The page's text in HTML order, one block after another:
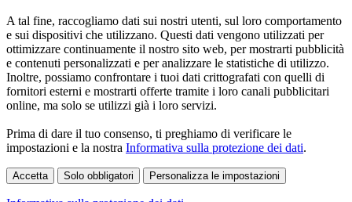
A tal fine, raccogliamo dati sui nostri utenti, sul loro comportamento
e sui dispositivi che utilizzano. Questi dati vengono utilizzati per
ottimizzare continuamente il nostro sito web, per mostrarti pubblicità
e contenuti personalizzati e per analizzare le statistiche di utilizzo.
Inoltre, possiamo confrontare i tuoi dati crittografati con quelli di
fornitori esterni e mostrarti offerte tramite i loro canali pubblicitari
online, ma solo se utilizzi già i loro servizi.
Prima di dare il tuo consenso, ti preghiamo di verificare le
impostazioni e la nostra Informativa sulla protezione dei dati.
Accetta Solo obbligatori Personalizza le impostazioni